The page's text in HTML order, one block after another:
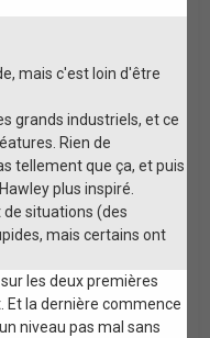
mais c'est loin d'être
grands industriels, et ce
Rien de
tellement que ça, et puis
plus inspiré.
situations (des
mais certains ont
les deux premières
Et la dernière commence
niveau pas mal sans